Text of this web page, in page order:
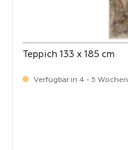
Teppich 133 x 185 cm
Verfügbar in 4 - 5 Wochen